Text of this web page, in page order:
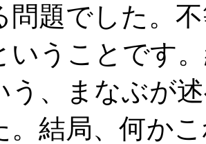
問題でした。
いうことです
う、まなぶが
。結局、何か